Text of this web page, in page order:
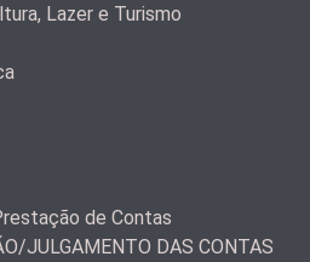
Lazer e Turismo
de Contas
JULGAMENTO DAS CONTAS